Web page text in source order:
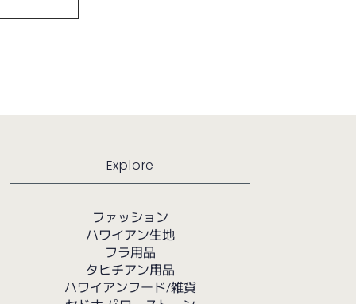
Explore
ファッション
ハワイアン生地
フラ用品
タヒチアン用品
ハワイアンフード/雑貨